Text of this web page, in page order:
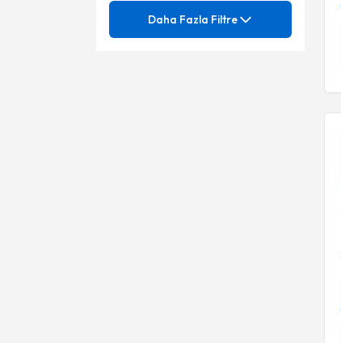
Bağlanma Sorunları
Mezuniyet
Daha Fazla Filtre